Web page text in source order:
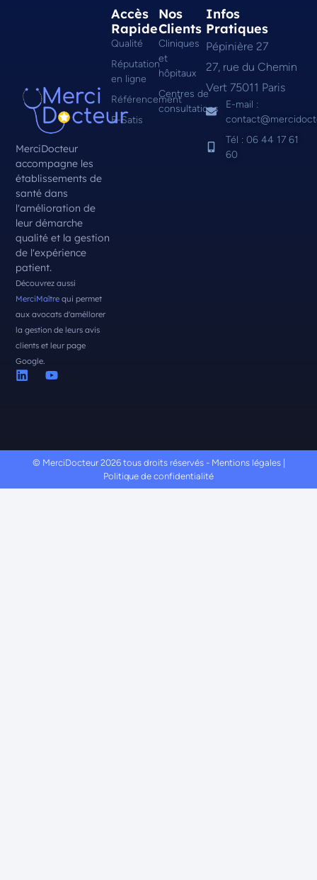
MerciDocteur
accompagne les
établissements de
santé dans
l'amélioration de
leur démarche
qualité et la gestion
de l'expérience
patient.
Découvrez aussi
MerciMaîtrequi permet
aux avocats d'améllorer
la gestion de leurs avis
clients et leur page
Google.
Nos
Clients
Cliniques
et
hôpitaux
Centres de
consultations
Accès
Rapide
Qualité
Réputation
en ligne
Référencement
E-Satis
Infos
Pratiques
Pépinière 27
27, rue du Chemin
Vert 75011 Paris
E-mail :
Tél : 06 44 17 61
60
© MerciDocteur 2026 tous droits réservés - Mentions légales|
Politique de confidentialité